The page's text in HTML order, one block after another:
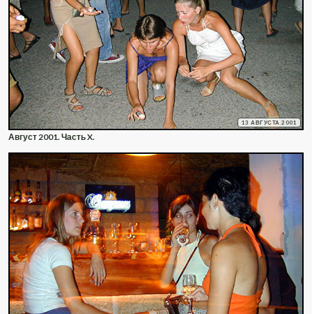
13 АВГУСТА 2001
Август 2001. Часть X.